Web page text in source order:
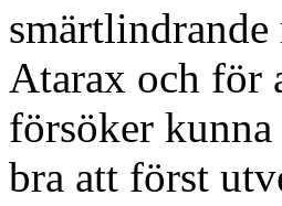
Atarax och för
försöker
bra att först